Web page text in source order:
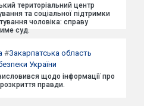
територіальний центр
та соціальної підтримки
чоловіка: справу
суд.
#Закарпатська область
України
щодо інформації про
правди.